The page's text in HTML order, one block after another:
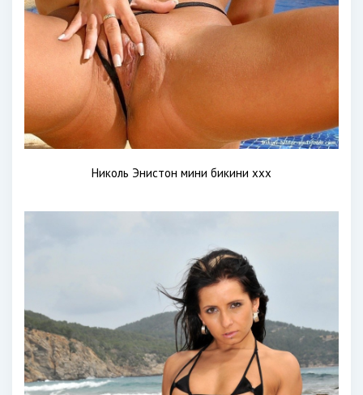
Николь Энистон мини бикини xxx